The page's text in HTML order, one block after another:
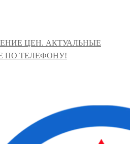
ЦЕН. АКТУАЛЬНЫЕ
ПО ТЕЛЕФОНУ!